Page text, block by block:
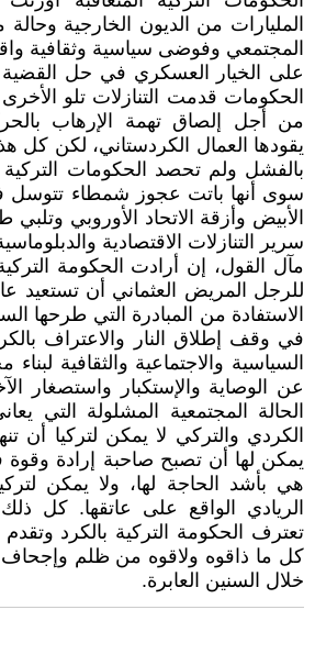
المليارات من الديون الخارجية
المجتمعي وفوضى سياسية وثقافية
على الخيار العسكري في حل القضية
الحكومات قدمت التنازلات تلو
من أجل إلصاق تهمة الإرهاب
يقودها العمال الكردستاني، لكن كل
بالفشل ولم تحصد الحكومات التركية
سوى أنها باتت عجوز شمطاء تتوسل
الأبيض وأزقة الاتحاد الأوروبي
سرير التنازلات الاقتصادية
مآل القول، إن أرادت الحكومة
للرجل المريض العثماني أن تستعيد
الاستفادة من المبادرة التي طرحها
في وقف إطلاق النار والاعتراف
السياسية والاجتماعية والثقافية لبناء
عن الوصاية والإستكبار واستصغار
الحالة المجتمعية المشلولة التي
الكردي والتركي لا يمكن لتركيا أن
يمكن لها أن تصبح صاحبة إرادة وقوة
هي بأشد الحاجة لها، ولا يمكن
الريادي الواقع على عاتقها. كل
تعترف الحكومة التركية بالكرد
كل ما ذاقوه ولاقوه من ظلم
خلال السنين العابرة.